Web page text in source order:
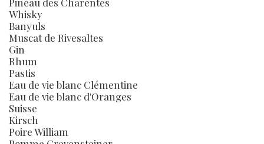
Whisky
Banyuls
Muscat de Rivesaltes
Gin
Rhum
Pastis
Eau de vie blanc Clémentine
Eau de vie blanc d'Oranges
Suisse
Kirsch
Poire William